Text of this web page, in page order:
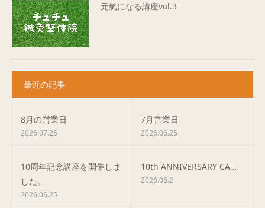
元氣になる講座vol.3
最近の記事
8月の営業日
2026.07.25
7月営業日
2026.06.25
10周年記念講座を開催しま
した。
2026.06.25
10th ANNIVERSARY CA…
2026.06.2